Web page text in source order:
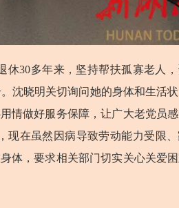
休30多年来，坚持帮扶孤寡老人
沈晓明关切询问她的身体和生活
情做好服务保障，让广大老党员
在虽然因病导致劳动能力受限、
体，要求相关部门切实关心关爱